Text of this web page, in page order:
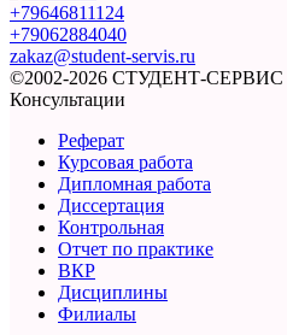
+79646811124
+79062884040
zakaz@student-servis.ru
©2002-2026 СТУДЕНТ-СЕРВИС
Консультации
Реферат
Курсовая работа
Дипломная работа
Диссертация
Контрольная
Отчет по практике
ВКР
Дисциплины
Филиалы